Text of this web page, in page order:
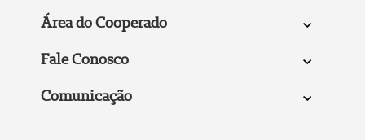
Área do Cooperado
Fale Conosco
Comunicação